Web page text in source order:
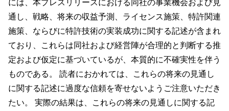
には、本プレスリリースにおける同社の事業機会および見
通し、戦略、将来の収益予測、ライセンス施策、特許関連
施策、ならびに特許技術の実装成功に関する記述が含まれ
ており、これらは同社および経営陣が合理的と判断する推
定および仮定に基づいているが、本質的に不確実性を伴う
ものである。 読者におかれては、これらの将来の見通し
に関する記述に過度な信頼を寄せないようご注意いただき
たい。 実際の結果は、これらの将来の見通しに関する記